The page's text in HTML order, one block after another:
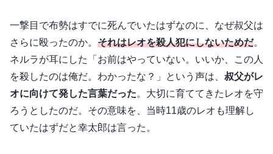
一撃目で布勢はすでに死んでいたはずなのに、なぜ叔父は
さらに殴ったのか。 それはレオを殺人犯にしないためだ。
ネルラが耳にした「お前はやっていない。いいか、この人
を殺したのは俺だ。わかったな？」という声は、 叔父がレ
オに向けて発した言葉だった。大切に育ててきたレオを守
ろうとしたのだ。その意味を、当時11歳のレオも理解し
ていたはずだと幸太郎は言った。